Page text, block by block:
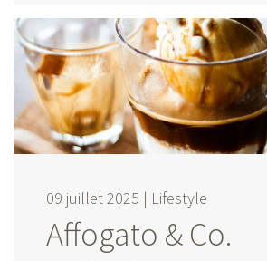
09 juillet 2025 | Lifestyle
Affogato & Co.